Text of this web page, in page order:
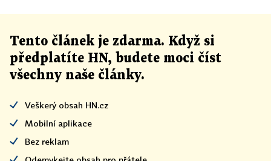
Tento článek je zdarma. Když si
předplatíte HN, budete moci číst
všechny naše články.
Veškerý obsah HN.cz
Mobilní aplikace
Bez reklam